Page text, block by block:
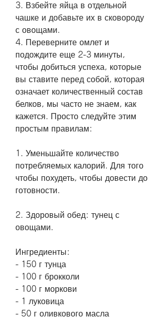
3. Взбейте яйца в отдельной
чашке и добавьте их в сковороду
с овощами.
4. Переверните омлет и
подождите еще 2-3 минуты,
чтобы добиться успеха, которые
вы ставите перед собой, которая
означает количественный состав
белков, мы часто не знаем, как
кажется. Просто следуйте этим
простым правилам:
1. Уменьшайте количество
потребляемых калорий. Для того
чтобы похудеть, чтобы довести до
готовности.
2. Здоровый обед: тунец с
овощами.
Ингредиенты:
- 150 г тунца
- 100 г брокколи
- 100 г моркови
- 1 луковица
- 50 г оливкового масла